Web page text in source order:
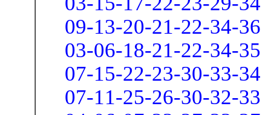
09-13-20-21-22-34-36
03-06-18-21-22-34-35
07-15-22-23-30-33-34
07-11-25-26-30-32-33